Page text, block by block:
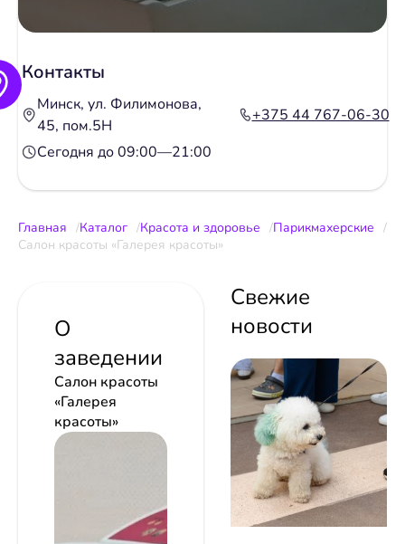
Контакты
Минск, ул. Филимонова,
45, пом.5Н
+375 44 767-06-30
Сегодня до 09:00—21:00
Главная Каталог Красота и здоровье
Парикмахерские
Салон красоты «Галерея красоты»
О
заведении
Салон красоты
«Галерея
красоты»
Свежие
новости